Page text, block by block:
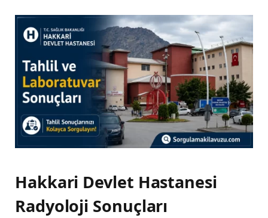
Hakkari Devlet Hastanesi
Radyoloji Sonuçları